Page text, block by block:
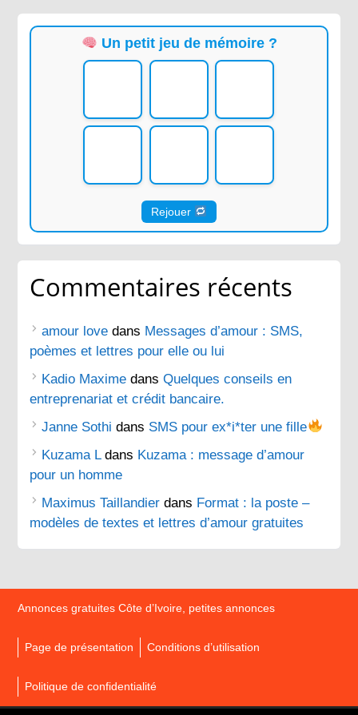
Un petit jeu de mémoire ?
Rejouer
Commentaires récents
amour love dans Messages d’amour : SMS,
poèmes et lettres pour elle ou lui
Kadio Maxime dansQuelques conseils en
entreprenariat et crédit bancaire.
Janne Sothi dans SMS pour ex*i*ter une fille
Kuzama Ldans Kuzama : message d’amour
pour un homme
Maximus Taillandier dans Format : la poste –
modèles de textes et lettres d’amour gratuites
Annonces gratuites Côte d’Ivoire, petites annonces
Page de présentation Conditions d’utilisation
Politique de confidentialité